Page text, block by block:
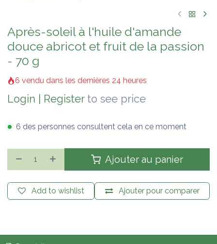
Après-soleil à l'huile d'amande
douce abricot et fruit de la passion
- 70 g
6 vendu dans les dernières 24 heures
Login Register to see price
6 des personnes consultent cela en ce moment
Ajouter au panier
Ajouter pour comparer
Add to wishlist